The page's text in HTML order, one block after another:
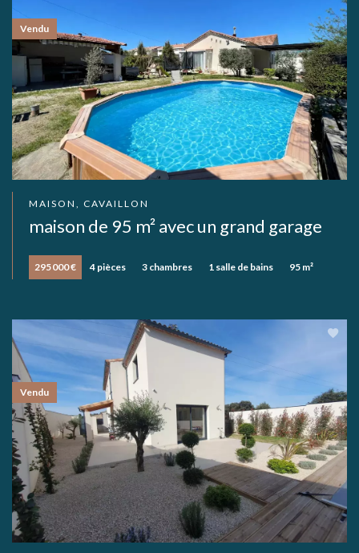
MAISON, CAVAILLON
maison de 95 m² avec un grand garage
295 000 € 4 pièces 3 chambres 1 salle de bains 95 m²
Vendu
Vendu